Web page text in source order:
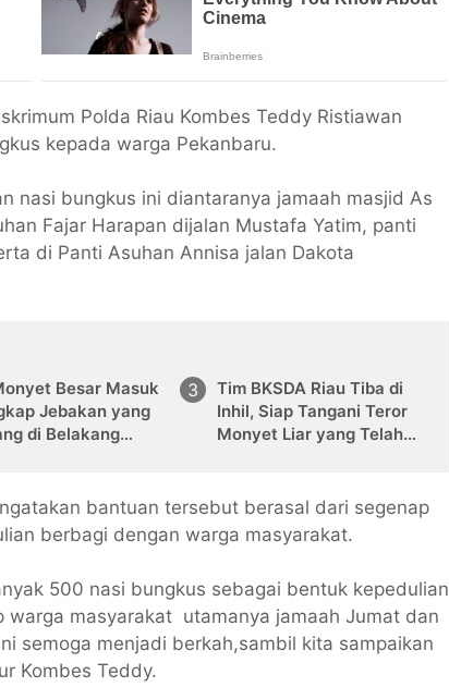
Polda Riau Kombes Teddy Ristiawan
kepada warga Pekanbaru.
nasi bungkus ini diantaranya jamaah masjid As
Fajar Harapan dijalan Mustafa Yatim, panti
di Panti Asuhan Annisa jalan Dakota
Besar Masuk
Jebakan yang
di Belakang
Tim BKSDA Riau Tiba di
Inhil, Siap Tangani Teror
Monyet Liar yang Telah
bantuan tersebut berasal dari segenap
berbagi dengan warga masyarakat.
500 nasi bungkus sebagai bentuk kepedulian
warga masyarakat utamanya jamaah Jumat dan
semoga menjadi berkah,sambil kita sampaikan
Kombes Teddy.